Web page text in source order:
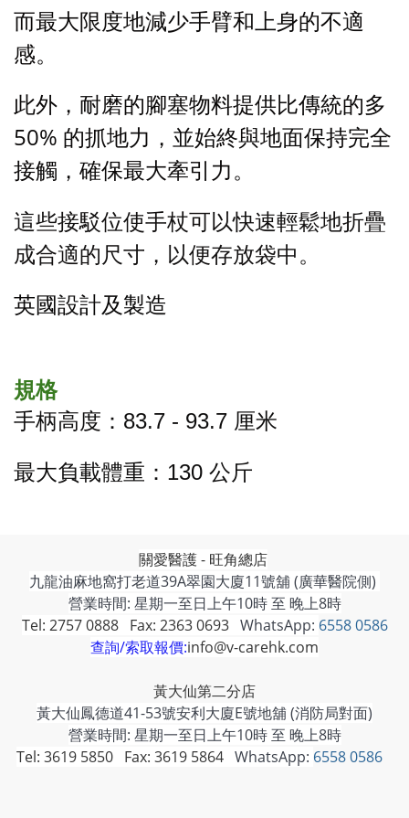
而最大限度地減少手臂和上身的不適
感。
此外，耐磨的腳塞物料提供比傳統的多
50% 的抓地力，並始終與地面保持完全
接觸，確保最大牽引力。
這些接駁位使手杖可以快速輕鬆地折疊
成合適的尺寸，以便存放袋中。
英國設計及製造
規格
手柄高度：83.7 - 93.7 厘米
最大負載體重：130 公斤
關愛醫護 - 旺角總店
九龍油麻地窩打老道39A翠園大廈11號舖 (廣華醫院側)
營業時間: 星期一至日上午10時 至 晚上8時
Tel: 2757 0888 Fax: 2363 0693WhatsApp: 6558 0586
查詢/索取報價:info@v-carehk.com
黃大仙第二分店
黃大仙鳳德道41-53號安利大廈E號地舖 (消防局對面)
營業時間: 星期一至日上午10時 至 晚上8時
Tel: 3619 5850 Fax: 3619 5864WhatsApp: 6558 0586